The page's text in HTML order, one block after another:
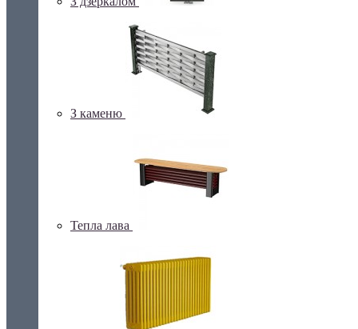
З каменю
Тепла лава